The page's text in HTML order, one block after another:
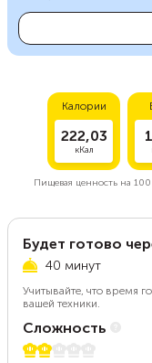
Калории
222,03
кКал
Пищевая ценность на 100
Будет готово
40 минут
Учитывайте, что время
вашей техники.
Сложность
2 из 5